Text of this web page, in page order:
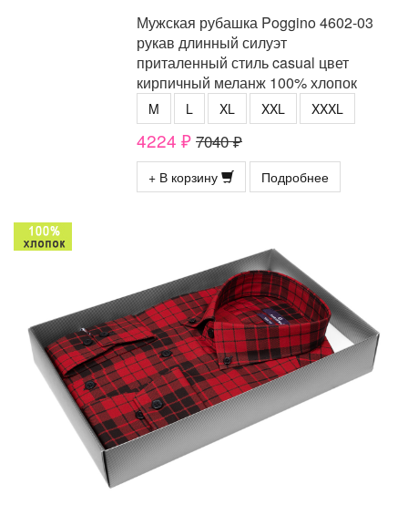
Мужская рубашка Poggino 4602-03
рукав длинный силуэт
приталенный стиль casual цвет
кирпичный меланж 100% хлопок
M L XL XXL XXXL
4224 ₽ 7040 ₽
+ В корзину Подробнее